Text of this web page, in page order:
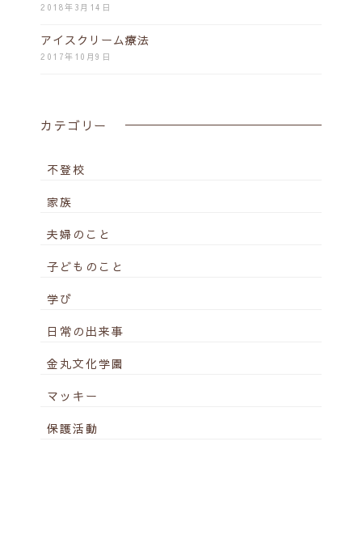
2018年3月14日
アイスクリーム療法
2017年10月9日
カテゴリー
不登校
家族
夫婦のこと
子どものこと
学び
日常の出来事
金丸文化学園
マッキー
保護活動